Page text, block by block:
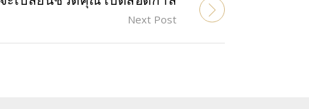
Next Post